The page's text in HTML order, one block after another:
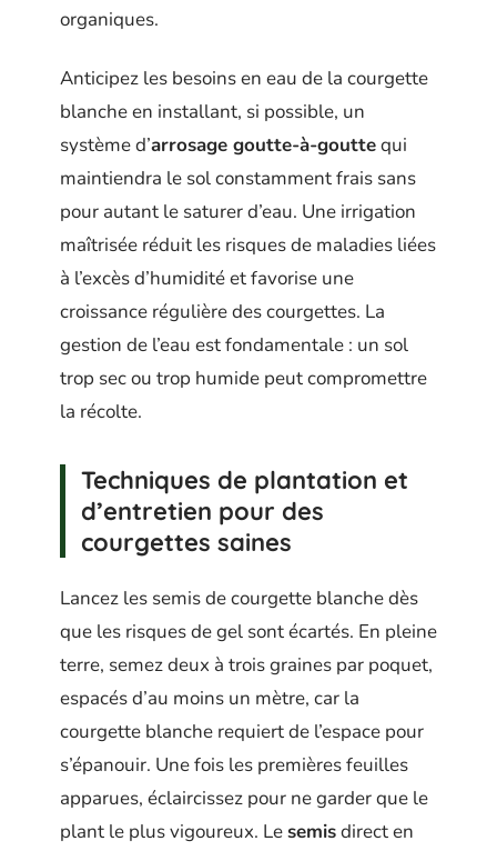
organiques.
Anticipez les besoins en eau de la courgette
blanche en installant, si possible, un
système d’arrosage goutte-à-gouttequi
maintiendra le sol constamment frais sans
pour autant le saturer d’eau. Une irrigation
maîtrisée réduit les risques de maladies liées
à l’excès d’humidité et favorise une
croissance régulière des courgettes. La
gestion de l’eau est fondamentale : un sol
trop sec ou trop humide peut compromettre
la récolte.
Techniques de plantation et
d’entretien pour des
courgettes saines
Lancez les semis de courgette blanche dès
que les risques de gel sont écartés. En pleine
terre, semez deux à trois graines par poquet,
espacés d’au moins un mètre, car la
courgette blanche requiert de l’espace pour
s’épanouir. Une fois les premières feuilles
apparues, éclaircissez pour ne garder que le
plant le plus vigoureux. Lesemisdirect en